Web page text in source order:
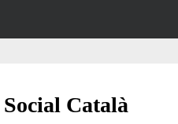
Català